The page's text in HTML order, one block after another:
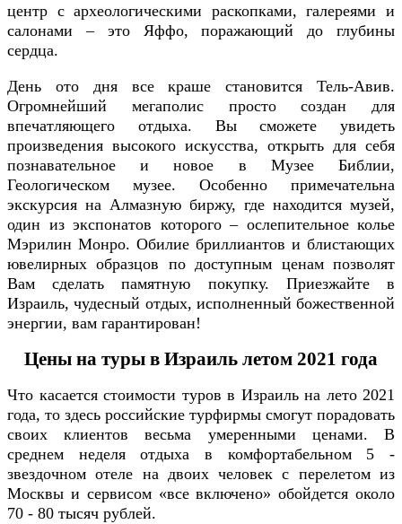
центр с археологическими раскопками, галереями и
салонами – это Яффо, поражающий до глубины
сердца.
День ото дня все краше становится Тель-Авив.
Огромнейший мегаполис просто создан для
впечатляющего отдыха. Вы сможете увидеть
произведения высокого искусства, открыть для себя
познавательное и новое в Музее Библии,
Геологическом музее. Особенно примечательна
экскурсия на Алмазную биржу, где находится музей,
один из экспонатов которого – ослепительное колье
Мэрилин Монро. Обилие бриллиантов и блистающих
ювелирных образцов по доступным ценам позволят
Вам сделать памятную покупку. Приезжайте в
Израиль, чудесный отдых, исполненный божественной
энергии, вам гарантирован!
Цены на туры в Израиль летом 2021 года
Что касается стоимости туров в Израиль на лето 2021
года, то здесь российские турфирмы смогут порадовать
своих клиентов весьма умеренными ценами. В
среднем неделя отдыха в комфортабельном 5 -
звездочном отеле на двоих человек с перелетом из
Москвы и сервисом «все включено» обойдется около
70 - 80 тысяч рублей.